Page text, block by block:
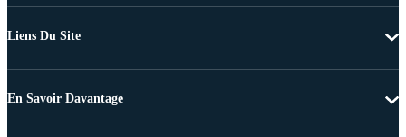
Liens Du Site
En Savoir Davantage